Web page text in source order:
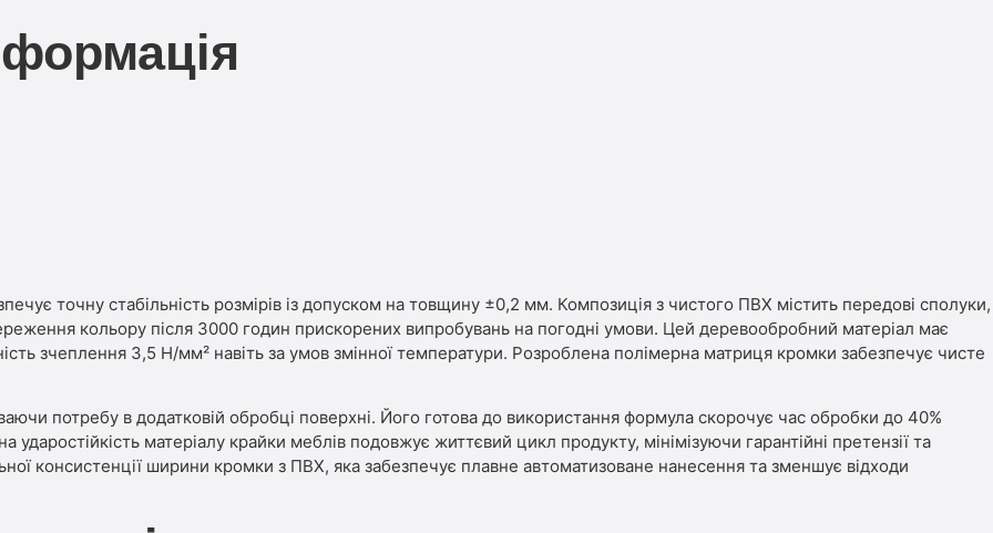
точну стабільність розмірів із допуском на товщину ±0,2 мм. Композиція з чистого ПВХ містить передові сполуки,
кольору після 3000 годин прискорених випробувань на погодні умови. Цей деревообробний матеріал має
зчеплення 3,5 Н/мм² навіть за умов змінної температури. Розроблена полімерна матриця кромки забезпечує чисте
потребу в додатковій обробці поверхні. Його готова до використання формула скорочує час обробки до 40%
матеріалу крайки меблів подовжує життєвий цикл продукту, мінімізуючи гарантійні претензії та
консистенції ширини кромки з ПВХ, яка забезпечує плавне автоматизоване нанесення та зменшує відходи